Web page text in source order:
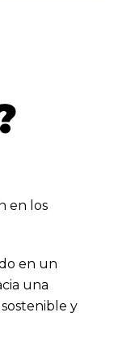
en los
en un
una
y